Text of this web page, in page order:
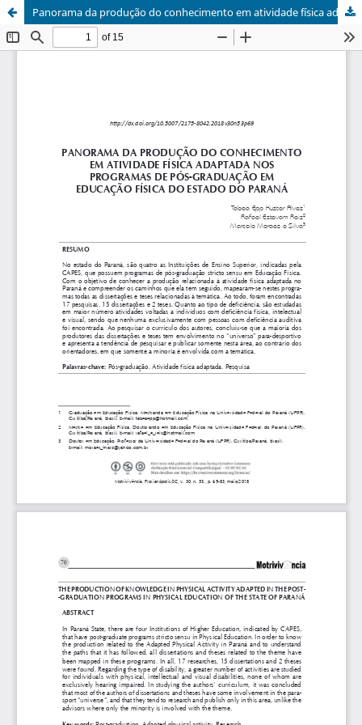
Panorama da produção do conhecimento em atividade física adaptada nos programas de pós-graduação em Educação Física do estado do Paraná